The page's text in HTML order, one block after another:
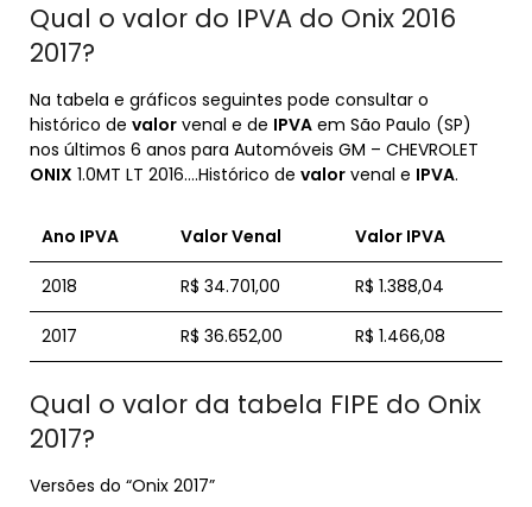
Qual o valor do IPVA do Onix 2016
2017?
Na tabela e gráficos seguintes pode consultar o
histórico de valor venal e de IPVA em São Paulo (SP)
nos últimos 6 anos para Automóveis GM – CHEVROLET
ONIX 1.0MT LT 2016….Histórico de valor venal e IPVA.
Ano IPVA ValorVenal Valor IPVA
2018 R$ 34.701,00 R$ 1.388,04
2017 R$ 36.652,00 R$ 1.466,08
Qual o valor da tabela FIPE do Onix
2017?
Versões do “Onix 2017”